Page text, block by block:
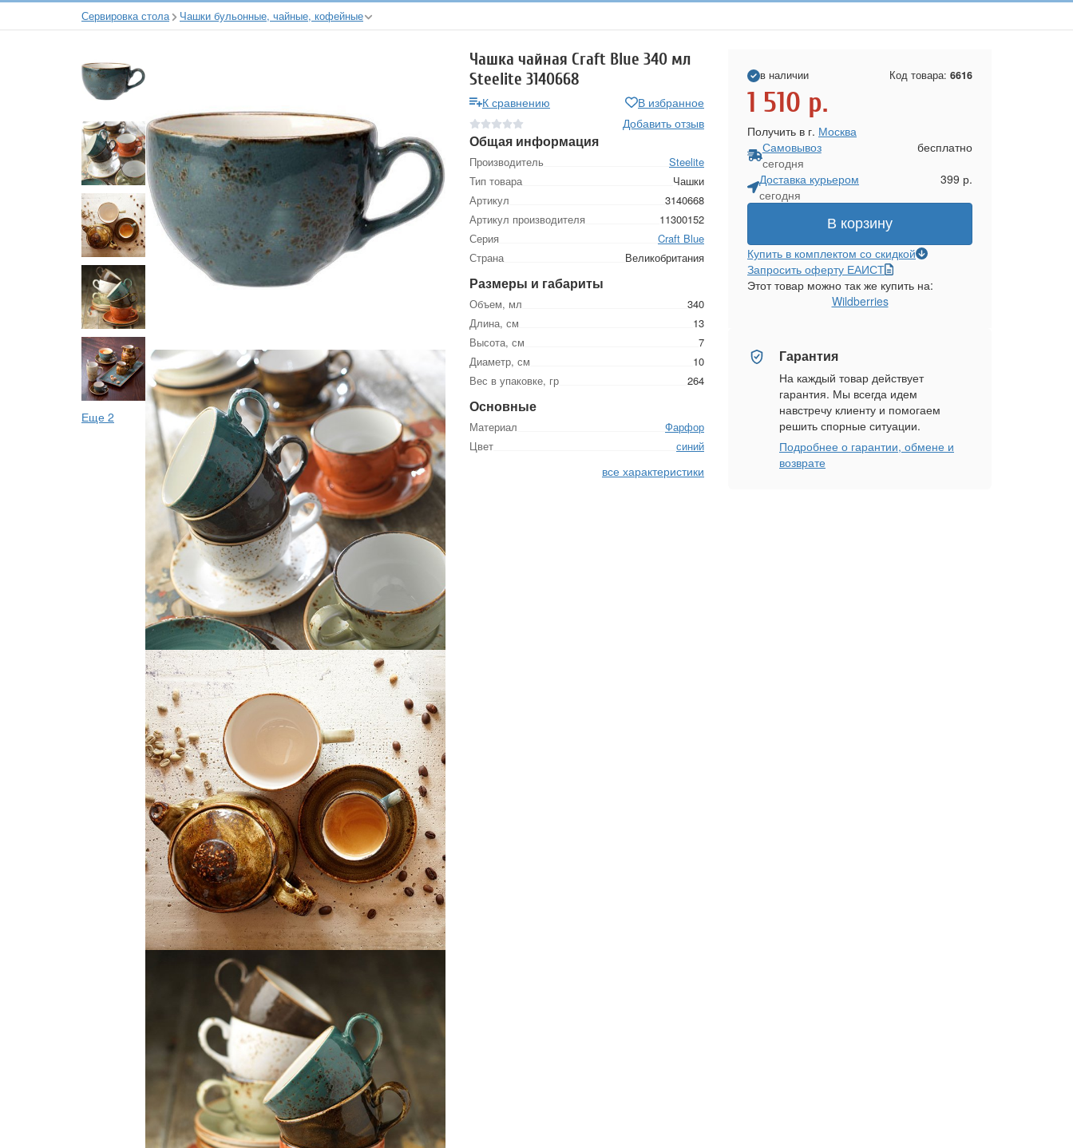
Сервировка стола Чашки бульонные, чайные, кофейные
Еще 2
Чашка чайная Craft Blue 340 мл
Steelite 3140668
К сравнению
В избранное
Добавить отзыв
Общая информация
Производитель
Steelite
Тип товара
Чашки
Артикул
3140668
Артикул производителя
11300152
Серия
Craft Blue
Страна
Великобритания
Размеры и габариты
Объем, мл
340
Длина, см
13
Высота, см
7
Диаметр, см
10
Вес в упаковке, гр
264
Основные
Материал
Фарфор
Цвет
синий
все характеристики
в наличии Код товара: 6616
1 510 р.
Получить в г. Москва
Самовывоз
сегодня
бесплатно
Доставка курьером
сегодня
399 р.
В корзину
Купить в комплектом со скидкой
Запросить оферту ЕАИСТ
Этот товар можно так же купить на:
Wildberries
Гарантия
На каждый товар действует
гарантия. Мы всегда идем
навстречу клиенту и помогаем
решить спорные ситуации.
Подробнее о гарантии, обмене и
возврате